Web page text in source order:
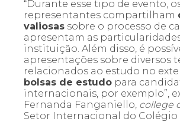
“Durante esse tipo de evento,
representantes compartilham
valiosas sobre o processo de
apresentam as
instituição. Além disso, é
apresentações sobre diversos
relacionados ao estudo no
bolsas de estudo para
internacionais, por exemplo”,
Fernanda Fanganiello, college
Setor Internacional do Colégio